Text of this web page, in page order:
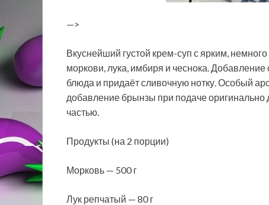
—>
Вкуснейший густой крем-суп с ярким,
моркови, лука, имбиря и чеснока. Добавление
блюда и придаёт сливочную нотку. Особый
добавление брынзы при подаче
частью.
Продукты (на 2 порции)
Морковь — 500 г
Лук репчатый — 80 г